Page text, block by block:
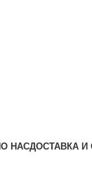
О НАСДОСТАВКА И